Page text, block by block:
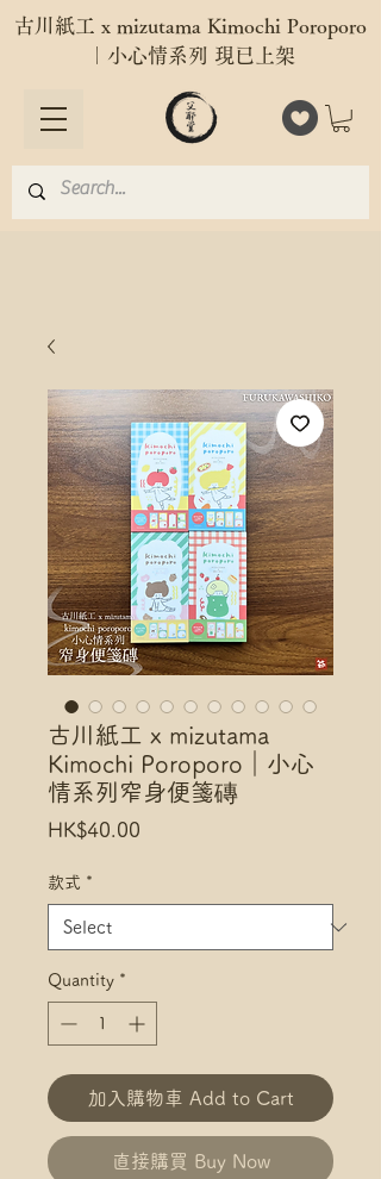
古川紙工 x mizutama Kimochi Poroporo
｜小心情系列 現已上架
古川紙工 x mizutama
Kimochi Poroporo｜小心
情系列窄身便箋磚
HK$40.00
款式 *
Quantity *
加入購物車 Add to Cart
直接購買 Buy Now